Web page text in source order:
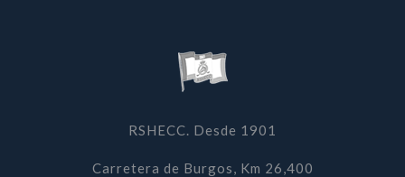
RSHECC. Desde 1901
Carretera de Burgos, Km 26,400